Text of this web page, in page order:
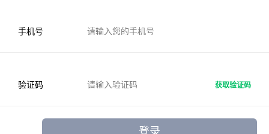
手机号
验证码 获取验证码